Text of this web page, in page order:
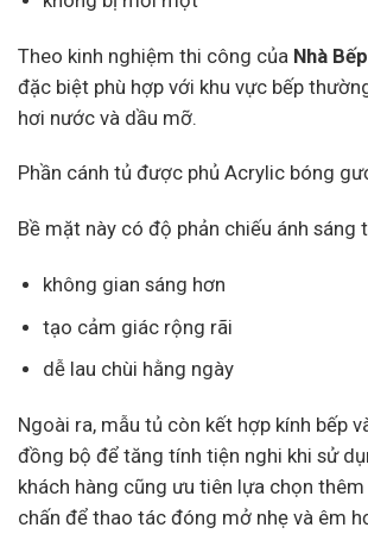
Theo kinh nghiệm thi công của Nhà
đặc biệt phù hợp với khu vực bếp
hơi nước và dầu mỡ.
Phần cánh tủ được phủ Acrylic bóng
Bề mặt này có độ phản chiếu ánh sáng
không gian sáng hơn
tạo cảm giác rộng rãi
dễ lau chùi hằng ngày
Ngoài ra, mẫu tủ còn kết hợp kính bếp
đồng bộ để tăng tính tiện nghi khi sử
khách hàng cũng ưu tiên lựa chọn
chấn để thao tác đóng mở nhẹ và êm